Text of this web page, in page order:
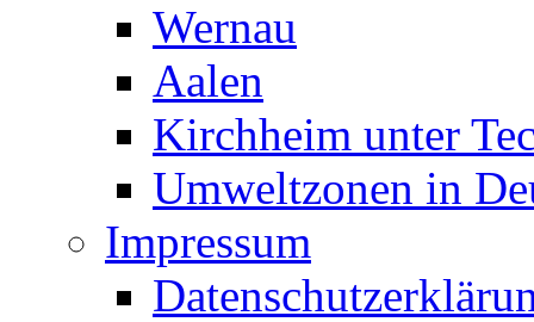
Wernau
Aalen
Kirchheim unter
Umweltzonen in
Impressum